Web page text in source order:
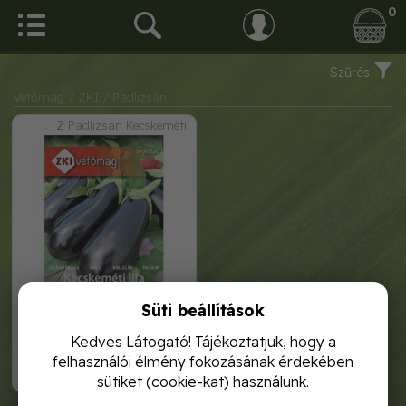
0
Szűrés
Vetőmag / ZKI
/ Padlizsán
Z Padlizsán Kecskeméti
470,-
zki tojásgyümölcs padlizsán
kecskeméti lila 1g
Süti beállítások
Kedves Látogató! Tájékoztatjuk, hogy a
felhasználói élmény fokozásának érdekében
sütiket (cookie-kat) használunk.